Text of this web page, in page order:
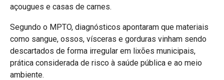
açougues e casas de carnes.
Segundo o MPTO, diagnósticos apontaram que materiais
como sangue, ossos, vísceras e gorduras vinham sendo
descartados de forma irregular em lixões municipais,
prática considerada de risco à saúde pública e ao meio
ambiente.